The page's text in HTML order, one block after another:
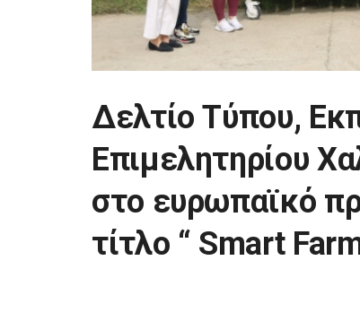
Δελτίο Τύπου,
Επιμελητηρίου
στο ευρωπαϊκό
τίτλο “ Smart